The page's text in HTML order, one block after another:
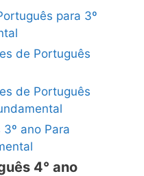
para 3º
de Português
de Português
ano Para
4° ano